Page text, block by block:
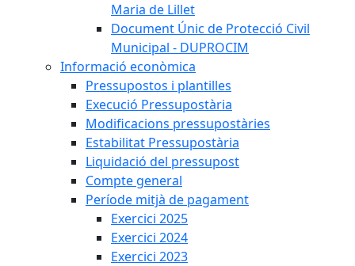
Maria de Lillet
Document Únic de Protecció Civil
Municipal - DUPROCIM
Informació econòmica
Pressupostos i plantilles
Execució Pressupostària
Modificacions pressupostàries
Estabilitat Pressupostària
Liquidació del pressupost
Compte general
Període mitjà de pagament
Exercici 2025
Exercici 2024
Exercici 2023